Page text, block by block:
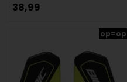
38,99
op=op